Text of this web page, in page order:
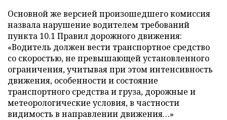
Основной же версией произошедшего комиссия
назвала нарушение водителем требований
пункта 10.1 Правил дорожного движения:
«Водитель должен вести транспортное средство
со скоростью, не превышающей установленного
ограничения, учитывая при этом интенсивность
движения, особенности и состояние
транспортного средства и груза, дорожные и
метеорологические условия, в частности
видимость в направлении движения…»